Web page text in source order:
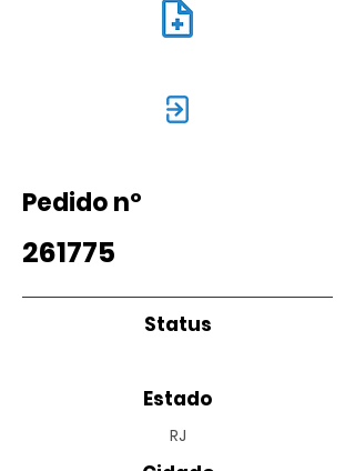
Pedido nº
261775
Status
Estado
RJ